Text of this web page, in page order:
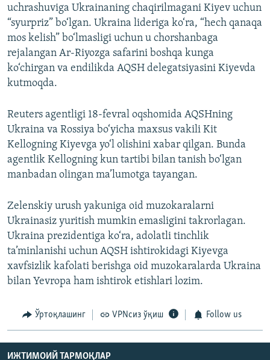
uchrashuviga Ukrainaning chaqirilmagani Kiyev uchun
“syurpriz” bo‘lgan. Ukraina lideriga ko‘ra, “hech qanaqa
mos kelish” bo‘lmasligi uchun u chorshanbaga
rejalangan Ar-Riyozga safarini boshqa kunga
ko‘chirgan va endilikda AQSH delegatsiyasini Kiyevda
kutmoqda.
Reuters agentligi 18-fevral oqshomida AQSHning
Ukraina va Rossiya bo‘yicha maxsus vakili Kit
Kellogning Kiyevga yo‘l olishini xabar qilgan. Bunda
agentlik Kellogning kun tartibi bilan tanish bo‘lgan
manbadan olingan ma’lumotga tayangan.
Zelenskiy urush yakuniga oid muzokaralarni
Ukrainasiz yuritish mumkin emasligini takrorlagan.
Ukraina prezidentiga ko‘ra, adolatli tinchlik
ta’minlanishi uchun AQSH ishtirokidagi Kiyevga
xavfsizlik kafolati berishga oid muzokaralarda Ukraina
bilan Yevropa ham ishtirok etishlari lozim.
Ўртоқлашинг VPNсиз ўқиш Follow us
ИЖТИМОИЙ ТАРМОҚЛАР